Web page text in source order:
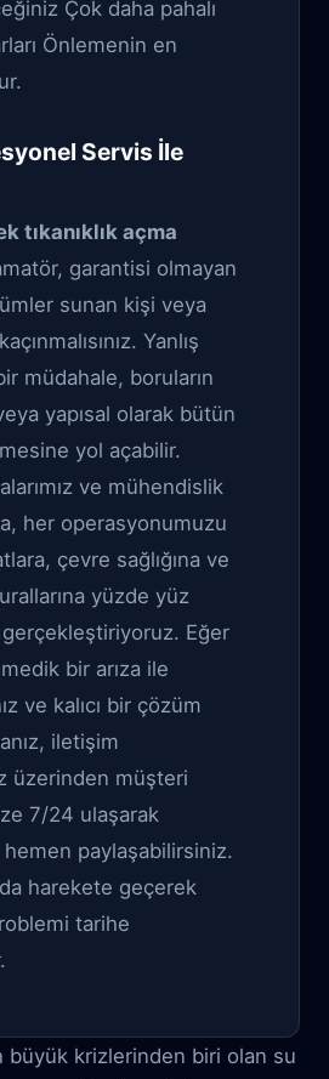
Çok daha pahalı
Önlemenin en
Servis İle
tıkanıklık açma
garantisi olmayan
sunan kişi veya
Yanlış
müdahale, boruların
yapısal olarak bütün
yol açabilir.
ve mühendislik
her operasyonumuzu
çevre sağlığına ve
yüzde yüz
Eğer
bir arıza ile
ve kalıcı bir çözüm
iletişim
üzerinden müşteri
7/24 ulaşarak
paylaşabilirsiniz.
harekete geçerek
tarihe
büyük krizlerinden biri olan su